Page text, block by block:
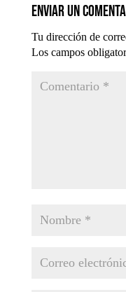
Enviar un
Tu dirección de
Los campos